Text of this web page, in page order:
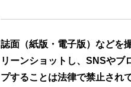
誌面（紙版・電子版）などを
リーンショットし、SNSやブ
プすることは法律で禁止され